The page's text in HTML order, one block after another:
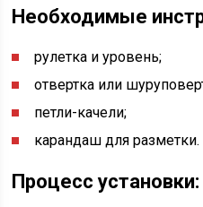
Необходимые
рулетка и уровень;
отвертка или
петли-качели;
карандаш для разметки.
Процесс установки: